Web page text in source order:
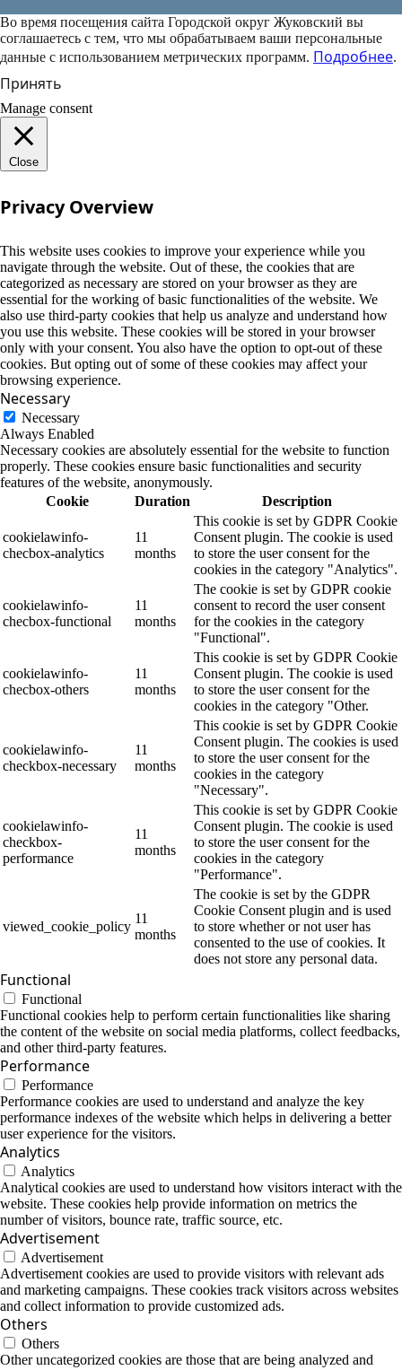
Во время посещения сайта Городской округ Жуковский вы
соглашаетесь с тем, что мы обрабатываем ваши персональные
данные с использованием метрических программ. Подробнее.
Принять
Manage consent
Close
Privacy Overview
This website uses cookies to improve your experience while you
navigate through the website. Out of these, the cookies that are
categorized as necessary are stored on your browser as they are
essential for the working of basic functionalities of the website. We
also use third-party cookies that help us analyze and understand how
you use this website. These cookies will be stored in your browser
only with your consent. You also have the option to opt-out of these
cookies. But opting out of some of these cookies may affect your
browsing experience.
Necessary
Necessary
Always Enabled
Necessary cookies are absolutely essential for the website to function
properly. These cookies ensure basic functionalities and security
features of the website, anonymously.
Cookie
Duration Description
cookielawinfo-
checbox-analytics
11
months
This cookie is set by GDPR Cookie
Consent plugin. The cookie is used
to store the user consent for the
cookies in the category "Analytics".
cookielawinfo-
checbox-functional
11
months
The cookie is set by GDPR cookie
consent to record the user consent
for the cookies in the category
"Functional".
cookielawinfo-
checbox-others
11
months
This cookie is set by GDPR Cookie
Consent plugin. The cookie is used
to store the user consent for the
cookies in the category "Other.
cookielawinfo-
checkbox-necessary
11
months
This cookie is set by GDPR Cookie
Consent plugin. The cookies is used
to store the user consent for the
cookies in the category
"Necessary".
cookielawinfo-
checkbox-
performance
11
months
This cookie is set by GDPR Cookie
Consent plugin. The cookie is used
to store the user consent for the
cookies in the category
"Performance".
viewed_cookie_policy
11
months
The cookie is set by the GDPR
Cookie Consent plugin and is used
to store whether or not user has
consented to the use of cookies. It
does not store any personal data.
Functional
Functional
Functional cookies help to perform certain functionalities like sharing
the content of the website on social media platforms, collect feedbacks,
and other third-party features.
Performance
Performance
Performance cookies are used to understand and analyze the key
performance indexes of the website which helps in delivering a better
user experience for the visitors.
Analytics
Analytics
Analytical cookies are used to understand how visitors interact with the
website. These cookies help provide information on metrics the
number of visitors, bounce rate, traffic source, etc.
Advertisement
Advertisement
Advertisement cookies are used to provide visitors with relevant ads
and marketing campaigns. These cookies track visitors across websites
and collect information to provide customized ads.
Others
Others
Other uncategorized cookies are those that are being analyzed and